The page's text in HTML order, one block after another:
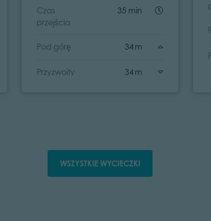
Czas
przejścia
35 min
Pod górę 34 m
Przyzwoity 34 m
WSZYSTKIE WYCIECZKI